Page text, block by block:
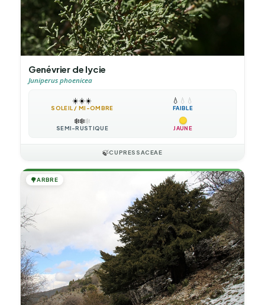
Genévrier de lycie
Juniperus phoenicea
☀️☀️☀️
SOLEIL / MI-OMBRE
💧 💧 💧
FAIBLE
❄️❄️❄️
SEMI-RUSTIQUE JAUNE
🍃CUPRESSACEAE
🌳ARBRE